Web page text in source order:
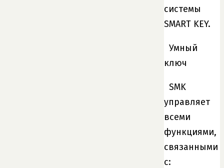
системы
SMART KEY.
Умный
ключ
SMK
управляет
всеми
функциями,
связанными
с: